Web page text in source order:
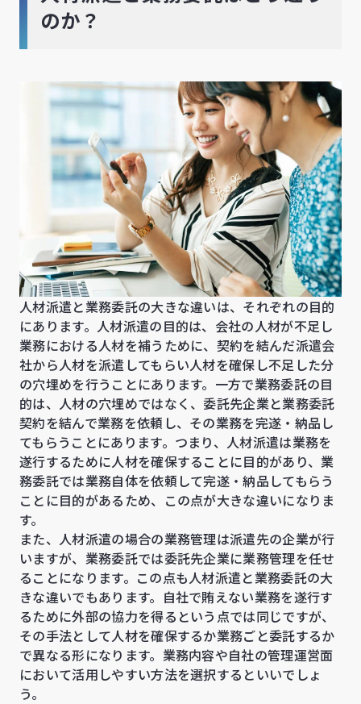
のか？
人材派遣と業務委託の大きな違いは、それぞれの目的
にあります。人材派遣の目的は、会社の人材が不足し
業務における人材を補うために、契約を結んだ派遣会
社から人材を派遣してもらい人材を確保し不足した分
の穴埋めを行うことにあります。一方で業務委託の目
的は、人材の穴埋めではなく、委託先企業と業務委託
契約を結んで業務を依頼し、その業務を完遂・納品し
てもらうことにあります。つまり、人材派遣は業務を
遂行するために人材を確保することに目的があり、業
務委託では業務自体を依頼して完遂・納品してもらう
ことに目的があるため、この点が大きな違いになりま
す。
また、人材派遣の場合の業務管理は派遣先の企業が行
いますが、業務委託では委託先企業に業務管理を任せ
ることになります。この点も人材派遣と業務委託の大
きな違いでもあります。自社で賄えない業務を遂行す
るために外部の協力を得るという点では同じですが、
その手法として人材を確保するか業務ごと委託するか
で異なる形になります。業務内容や自社の管理運営面
において活用しやすい方法を選択するといいでしょ
う。